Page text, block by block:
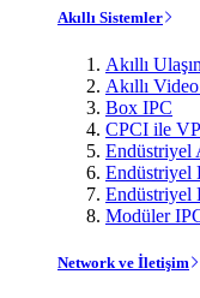
Akıllı Sistemler
Akıllı
Akıllı
Box IPC
CPCI ile
Endüstriyel
Endüstriyel
Endüstriyel
Modüler
Network ve İletişim